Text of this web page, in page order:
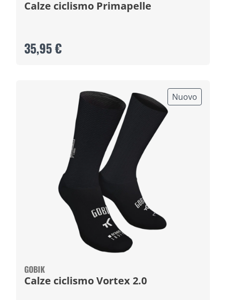
Calze ciclismo Primapelle
35,95 €
Nuovo
GOBIK
Calze ciclismo Vortex 2.0